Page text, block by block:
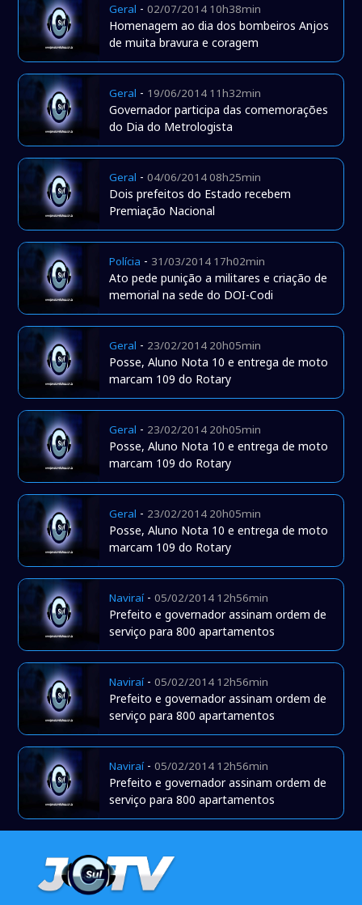
Geral -02/07/2014 10h38min
Homenagem ao dia dos bombeiros Anjos
de muita bravura e coragem
Geral - 19/06/2014 11h32min
Governador participa das comemorações
do Dia do Metrologista
Geral -04/06/2014 08h25min
Dois prefeitos do Estado recebem
Premiação Nacional
Polícia - 31/03/2014 17h02min
Ato pede punição a militares e criação de
memorial na sede do DOI-Codi
Geral - 23/02/2014 20h05min
Posse, Aluno Nota 10 e entrega de moto
marcam 109 do Rotary
Geral - 23/02/2014 20h05min
Posse, Aluno Nota 10 e entrega de moto
marcam 109 do Rotary
Geral - 23/02/2014 20h05min
Posse, Aluno Nota 10 e entrega de moto
marcam 109 do Rotary
Naviraí-05/02/2014 12h56min
Prefeito e governador assinam ordem de
serviço para 800 apartamentos
Naviraí-05/02/2014 12h56min
Prefeito e governador assinam ordem de
serviço para 800 apartamentos
Naviraí-05/02/2014 12h56min
Prefeito e governador assinam ordem de
serviço para 800 apartamentos